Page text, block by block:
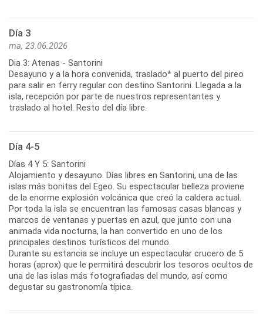
Día 3
ma, 23.06.2026
Dia 3: Atenas - Santorini
Desayuno y a la hora convenida, traslado* al puerto del pireo
para salir en ferry regular con destino Santorini. Llegada a la
isla, recepción por parte de nuestros representantes y
traslado al hotel. Resto del día libre.
Día 4-5
Días 4 Y 5: Santorini
Alojamiento y desayuno. Días libres en Santorini, una de las
islas más bonitas del Egeo. Su espectacular belleza proviene
de la enorme explosión volcánica que creó la caldera actual.
Por toda la isla se encuentran las famosas casas blancas y
marcos de ventanas y puertas en azul, que junto con una
animada vida nocturna, la han convertido en uno de los
principales destinos turísticos del mundo.
Durante su estancia se incluye un espectacular crucero de 5
horas (aprox) que le permitirá descubrir los tesoros ocultos de
una de las islas más fotografiadas del mundo, así como
degustar su gastronomía típica.